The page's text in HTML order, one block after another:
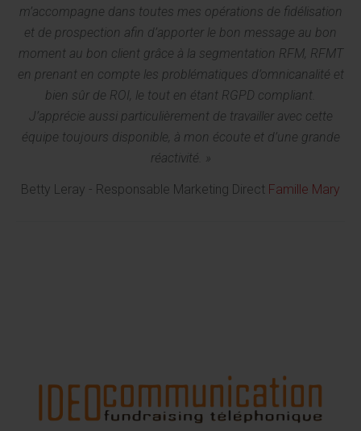
m’accompagne dans toutes mes opérations de fidélisation
et de prospection afin d’apporter le bon message au bon
moment au bon client grâce à la segmentation RFM, RFMT
en prenant en compte les problématiques d’omnicanalité et
bien sûr de ROI, le tout en étant RGPD compliant.
J’apprécie aussi particulièrement de travailler avec cette
équipe toujours disponible, à mon écoute et d’une grande
réactivité. »
Betty Leray - Responsable Marketing Direct Famille Mary